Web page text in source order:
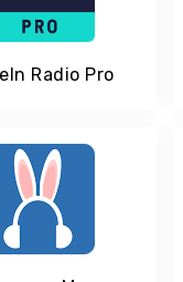
Radio Pro